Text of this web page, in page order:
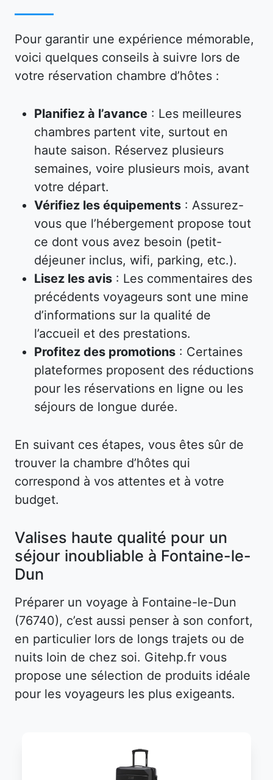
Pour garantir une expérience mémorable,
voici quelques conseils à suivre lors de
votre réservation chambre d’hôtes :
Planifiez à l’avance : Les meilleures
chambres partent vite, surtout en
haute saison. Réservez plusieurs
semaines, voire plusieurs mois, avant
votre départ.
Vérifiez les équipements : Assurez-
vous que l’hébergement propose tout
ce dont vous avez besoin (petit-
déjeuner inclus, wifi, parking, etc.).
Lisez les avis : Les commentaires des
précédents voyageurs sont une mine
d’informations sur la qualité de
l’accueil et des prestations.
Profitez des promotions : Certaines
plateformes proposent des réductions
pour les réservations en ligne ou les
séjours de longue durée.
En suivant ces étapes, vous êtes sûr de
trouver la chambre d’hôtes qui
correspond à vos attentes et à votre
budget.
Valises haute qualité pour un
séjour inoubliable à Fontaine-le-
Dun
Préparer un voyage à Fontaine-le-Dun
(76740), c’est aussi penser à son confort,
en particulier lors de longs trajets ou de
nuits loin de chez soi. Gitehp.fr vous
propose une sélection de produits idéale
pour les voyageurs les plus exigeants.